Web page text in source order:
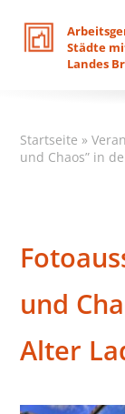
Städte
Landes
Startseite »
und Chaos” in
und
Alter